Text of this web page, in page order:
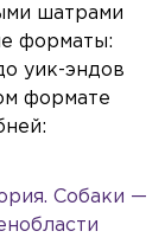
шатрами
форматы:
уик-эндов
формате
Собаки —